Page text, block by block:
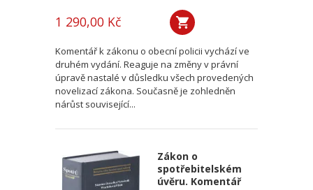
1 290,00 Kč
Komentář k zákonu o obecní policii vychází ve
druhém vydání. Reaguje na změny v právní
úpravě nastalé v důsledku všech provedených
novelizací zákona. Současně je zohledněn
nárůst související...
Zákon o
spotřebitelském
úvěru. Komentář